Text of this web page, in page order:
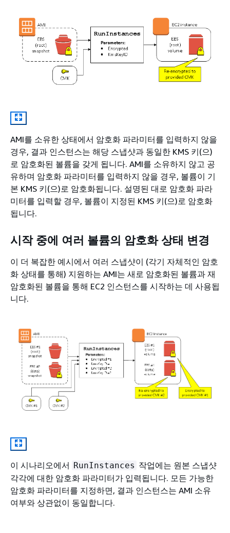
AMI를 소유한 상태에서 암호화 파라미터를 입력하지 않을
경우, 결과 인스턴스는 해당 스냅샷과 동일한 KMS 키(으)
로 암호화된 볼륨을 갖게 됩니다. AMI를 소유하지 않고 공
유하며 암호화 파라미터를 입력하지 않을 경우, 볼륨이 기
본 KMS 키(으)로 암호화됩니다. 설명된 대로 암호화 파라
미터를 입력할 경우, 볼륨이 지정된 KMS 키(으)로 암호화
됩니다.
시작 중에 여러 볼륨의 암호화 상태 변경
이 더 복잡한 예시에서 여러 스냅샷이 (각기 자체적인 암호
화 상태를 통해) 지원하는 AMI는 새로 암호화된 볼륨과 재
암호화된 볼륨을 통해 EC2 인스턴스를 시작하는 데 사용됩
니다.
이 시나리오에서 RunInstances 작업에는 원본 스냅샷
각각에 대한 암호화 파라미터가 입력됩니다. 모든 가능한
암호화 파라미터를 지정하면, 결과 인스턴스는 AMI 소유
여부와 상관없이 동일합니다.